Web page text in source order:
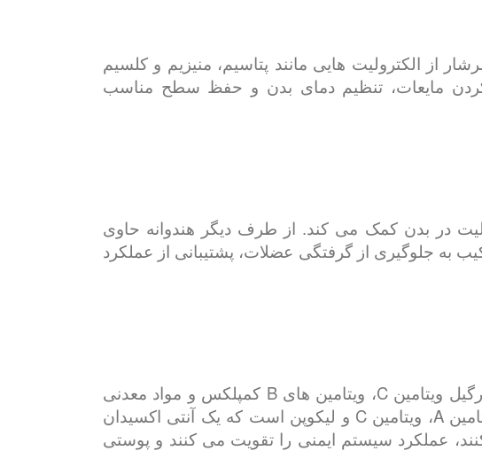
از الکترولیت هایی مانند پتاسیم، منیزیم و کلسیم
آنها با هم به پر کردن مایعات، تنظیم دمای بدن و حفظ سطح مناسب
در بدن کمک می کند. از طرف دیگر هندوانه حاوی
به جلوگیری از گرفتگی عضلات، پشتیبانی از عملکرد
ترکیب آب نارگیل و آب هندوانه سرشار از ویتامین ها و مواد معدنی ضروری است. آب نارگیل ویتامین C، ویتامین های B کمپلکس و مواد معدنی
مهمی مانند منیزیم، منگنز و روی را فراهم می کند. از سوی دیگر، هندوانه سرشار از ویتامین A، ویتامین C و لیکوپن است که یک آنتی اکسیدان
عملکرد سیستم ایمنی را تقویت می کنند و پوستی